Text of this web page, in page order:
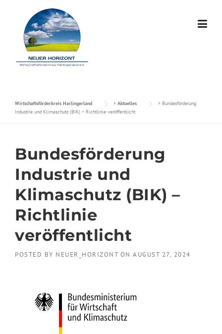
Wirtschaftsförderkreis Harlingerland > Aktuelles > Bundesförderung
Industrie und Klimaschutz (BIK) – Richtlinie veröffentlicht
Bundesförderung
Industrie und
Klimaschutz (BIK) –
Richtlinie
veröffentlicht
POSTED BY NEUER_HORIZONT ON AUGUST 27, 2024